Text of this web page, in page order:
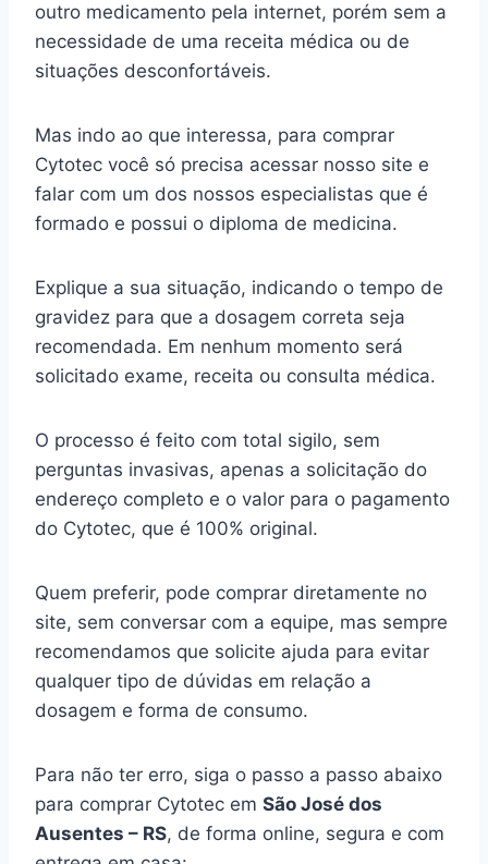
outro medicamento pela internet, porém sem a
necessidade de uma receita médica ou de
situações desconfortáveis.
Mas indo ao que interessa, para comprar
Cytotec você só precisa acessar nosso site e
falar com um dos nossos especialistas que é
formado e possui o diploma de medicina.
Explique a sua situação, indicando o tempo de
gravidez para que a dosagem correta seja
recomendada. Em nenhum momento será
solicitado exame, receita ou consulta médica.
O processo é feito com total sigilo, sem
perguntas invasivas, apenas a solicitação do
endereço completo e o valor para o pagamento
do Cytotec, que é 100% original.
Quem preferir, pode comprar diretamente no
site, sem conversar com a equipe, mas sempre
recomendamos que solicite ajuda para evitar
qualquer tipo de dúvidas em relação a
dosagem e forma de consumo.
Para não ter erro, siga o passo a passo abaixo
para comprar Cytotec em São José dos
Ausentes – RS, de forma online, segura e com